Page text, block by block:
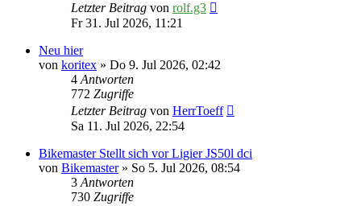
Letzter Beitrag von rolf.g3
Fr 31. Jul 2026, 11:21
Neu hier
von koritex » Do 9. Jul 2026, 02:42
4Antworten
772 Zugriffe
Letzter Beitrag von HerrToeff
Sa 11. Jul 2026, 22:54
Bikemaster Stellt sich vor Ligier JS50l dci
von Bikemaster» So 5. Jul 2026, 08:54
3Antworten
730 Zugriffe